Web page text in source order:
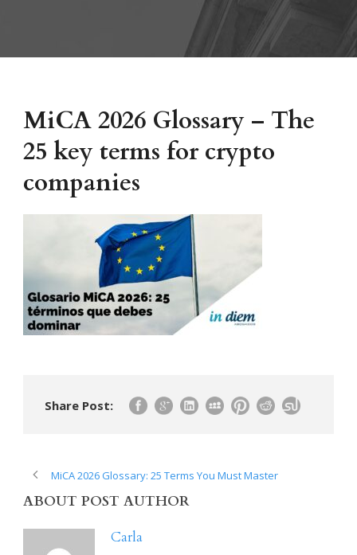
MiCA 2026 Glossary – The
25 key terms for crypto
companies
Share Post:
MiCA 2026 Glossary: 25 Terms You Must Master
ABOUT POST AUTHOR
Carla